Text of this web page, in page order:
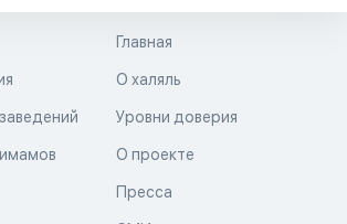
Главная
О халяль
Уровни доверия
О проекте
Пресса